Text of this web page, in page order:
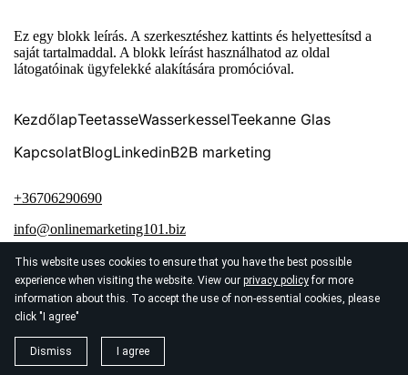
This website uses cookies to ensure that you have the best possible
experience when visiting the website. View our privacy policyfor more
information about this. To accept the use of non-essential cookies, please
click "I agree"
Dismiss I agree
Ez egy blokk leírás. A szerkesztéshez kattints és helyettesítsd a
saját tartalmaddal. A blokk leírást használhatod az oldal
látogatóinak ügyfelekké alakítására promócióval.
KezdőlapTeetasseWasserkesselTeekanne Glas
KapcsolatBlogLinkedinB2B marketing
+36706290690
info@onlinemarketing101.biz
© 2026 AI SEO Marketing Agency New York